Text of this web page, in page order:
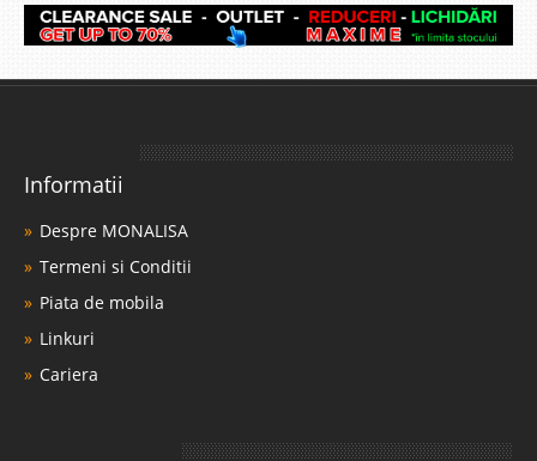
Informatii
Despre MONALISA
Termeni si Conditii
Piata de mobila
Linkuri
Cariera